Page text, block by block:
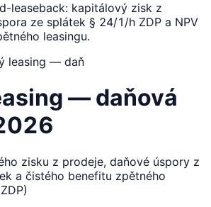
leaseback: kapitálový zisk z
ze splátek § 24/1/h ZDP a NPV
leasingu.
leasing — daň
— daňová
zisku z prodeje, daňové úspory z
a čistého benefitu zpětného